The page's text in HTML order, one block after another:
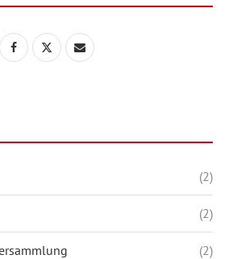
(2)
(2)
(2)